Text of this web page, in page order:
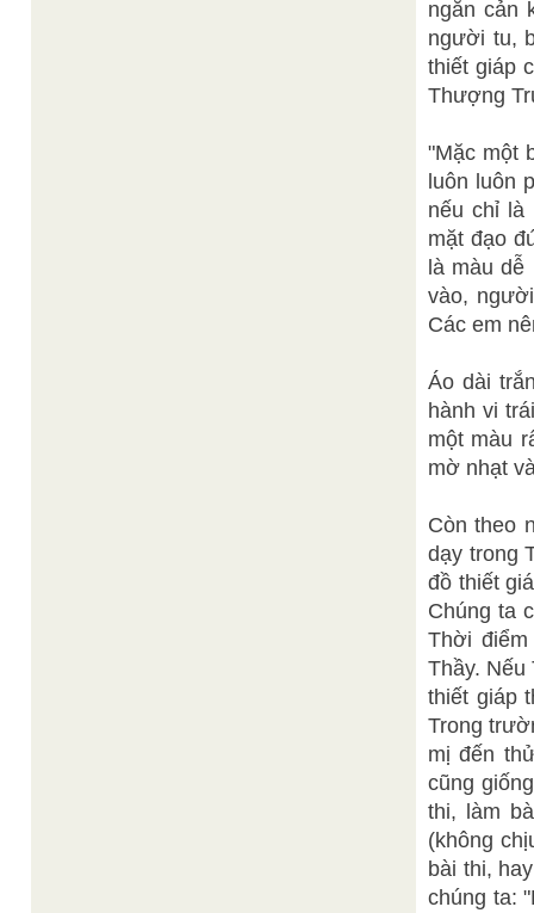
ngăn cản
người tu,
thiết giáp
Thượng
"Mặc một
luôn luôn
nếu chỉ là
mặt đạo
là màu
vào,
Các em
Áo dài
hành vi
một màu
mờ nhạt
Còn theo
dạy trong
đồ thiết
Chúng ta
Thời
Thầy. Nếu
thiết giáp
Trong
mị đến
cũng
thi, làm
(không
bài thi,
chúng ta: